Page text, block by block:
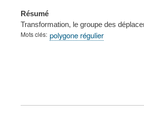
Résumé
Transformation, le groupe des
Mots clés polygone régulier
FOOTER